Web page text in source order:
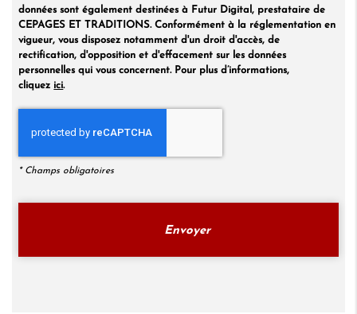
données sont également destinées à Futur Digital, prestataire de
CEPAGES ET TRADITIONS. Conformément à la réglementation en
vigueur, vous disposez notamment d'un droit d'accès, de
rectification, d'opposition et d'effacement sur les données
personnelles qui vous concernent. Pour plus d’informations,
cliquez ici.
* Champs obligatoires